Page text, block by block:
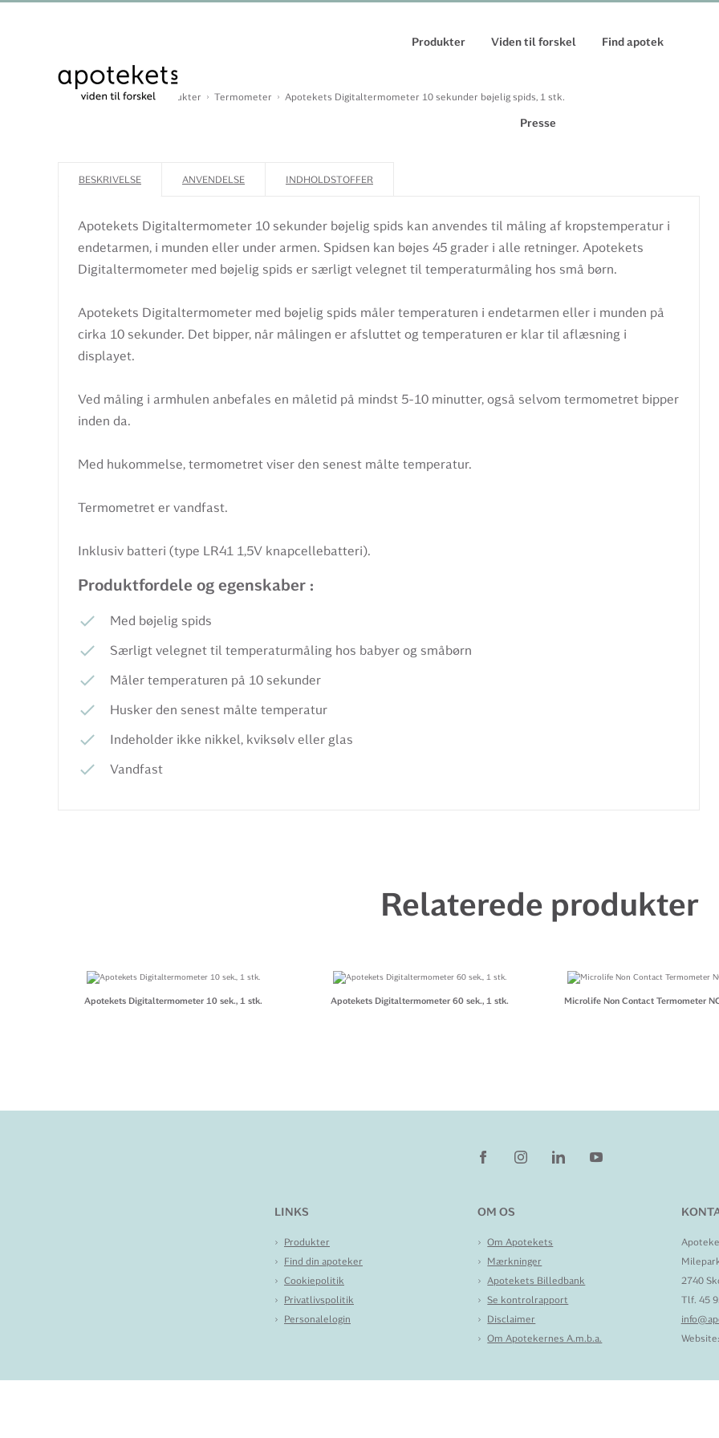
Produkter Viden til forskel Find apotek
Presse
Du er her: Forside Produkter Termometer Apotekets Digitaltermometer 10 sekunder bøjelig spids, 1 stk.
BESKRIVELSE ANVENDELSE INDHOLDSTOFFER
Apotekets Digitaltermometer 10 sekunder bøjelig spids kan anvendes til måling af kropstemperatur i
endetarmen, i munden eller under armen. Spidsen kan bøjes 45 grader i alle retninger. Apotekets
Digitaltermometer med bøjelig spids er særligt velegnet til temperaturmåling hos små børn.
Apotekets Digitaltermometer med bøjelig spids måler temperaturen i endetarmen eller i munden på
cirka 10 sekunder. Det bipper, når målingen er afsluttet og temperaturen er klar til aflæsning i
displayet.
Ved måling i armhulen anbefales en måletid på mindst 5-10 minutter, også selvom termometret bipper
inden da.
Med hukommelse, termometret viser den senest målte temperatur.
Termometret er vandfast.
Inklusiv batteri (type LR41 1,5V knapcellebatteri).
Produktfordele og egenskaber :
Med bøjelig spids
Særligt velegnet til temperaturmåling hos babyer og småbørn
Måler temperaturen på 10 sekunder
Husker den senest målte temperatur
Indeholder ikke nikkel, kviksølv eller glas
Vandfast
Relaterede produkter
Apotekets Digitaltermometer 10 sek., 1 stk. Apotekets Digitaltermometer 60 sek., 1 stk. Microlife Non Contact Termometer
LINKS
Produkter
Find din apoteker
Cookiepolitik
Privatlivspolitik
Personalelogin
OM OS
Om Apotekets
Mærkninger
Apotekets Billedbank
Se kontrolrapport
Disclaimer
Om Apotekernes A.m.b.a.
2740
Tlf. 45
Website: